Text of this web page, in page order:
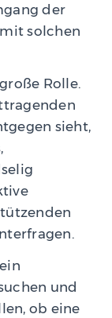
der
solchen
Rolle.
sieht,
und
ob eine